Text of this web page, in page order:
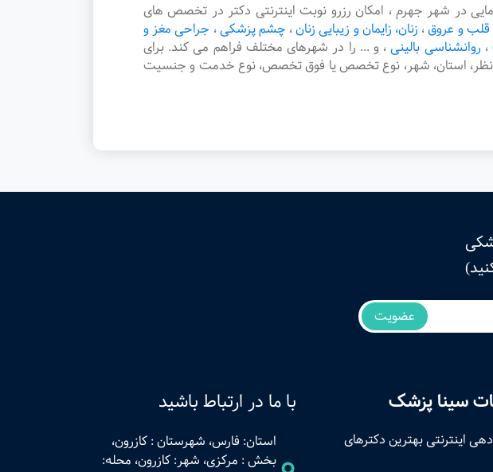
در شهر جهرم ، امکان رزرو نوبت اینترنتی دکتر در تخصص های
قلب و عروق، زنان، زایمان و زیبایی زنان، چشم پزشکی، جراحی مغز و
، روانشناسی بالینی ، و ... را در شهرهای مختلف فراهم می کند. برای
نظر، استان، شهر، نوع تخصص یا فوق تخصص، نوع خدمت و جنسیت
عضویت
سینا پزشک
اینترنتی بهترین دکترهای
با ما در ارتباط باشید
استان: فارس، شهرستان : کازرون،
بخش : مرکزی، شهر: کازرون، محله: